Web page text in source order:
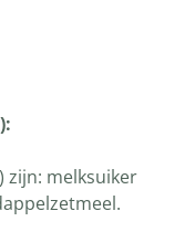
zijn: melksuiker